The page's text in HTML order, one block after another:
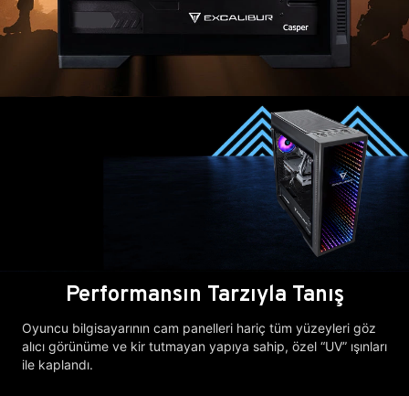
Performansın Tarzıyla Tanış
Oyuncu bilgisayarının cam panelleri hariç tüm yüzeyleri göz
alıcı görünüme ve kir tutmayan yapıya sahip, özel “UV” ışınları
ile kaplandı.